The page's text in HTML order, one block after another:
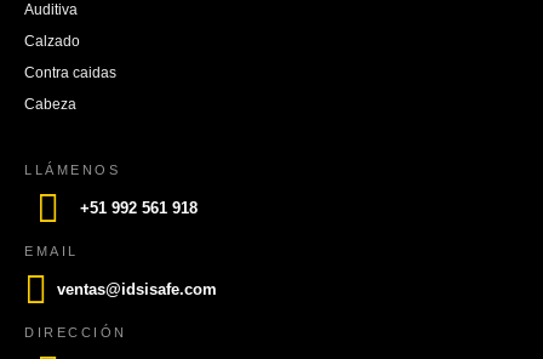
Auditiva
Calzado
Contra caidas
Cabeza
LLÁMENOS
+51 992 561 918
EMAIL
ventas@idsisafe.com
DIRECCIÓN